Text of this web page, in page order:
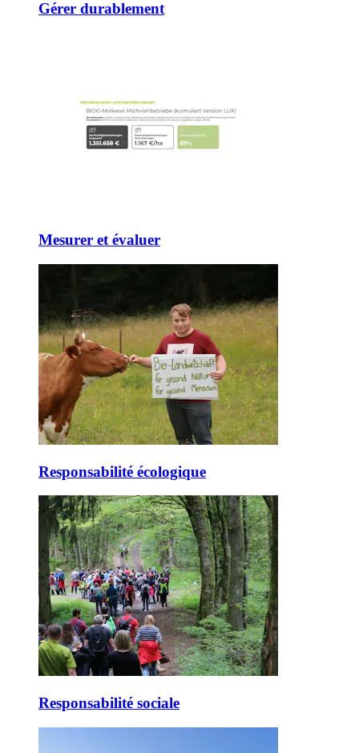
Gérer durablement
Mesurer et évaluer
Responsabilité écologique
Responsabilité sociale